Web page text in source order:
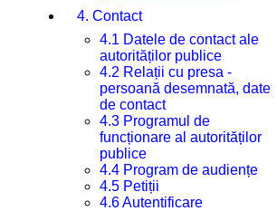
4. Contact
4.1 Datele de contact ale
autorităților publice
4.2 Relații cu presa -
persoană desemnată, date
de contact
4.3 Programul de
funcționare al autorităților
publice
4.4 Program de audiențe
4.5 Petiții
4.6 Autentificare